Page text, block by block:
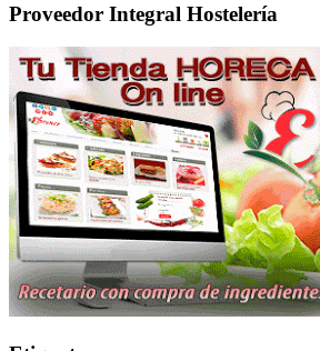
Proveedor Integral Hostelería